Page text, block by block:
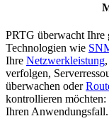
PRTG überwacht Ihre
Technologien wie
Ihre Netzwerkleistung
verfolgen,
überwachen oder
kontrollieren
Ihren Anwendungsfall.